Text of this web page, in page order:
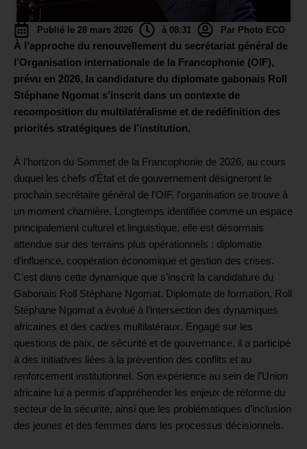
Publié le 28 mars 2026 à 08:31 Par Photo ECO
À l’approche du renouvellement du secrétariat général de
l’Organisation internationale de la Francophonie (OIF),
prévu en 2026, la candidature du diplomate gabonais Roll
Stéphane Ngomat s’inscrit dans un contexte de
recomposition du multilatéralisme et de redéfinition des
priorités stratégiques de l’institution.
À l’horizon du Sommet de la Francophonie de 2026, au cours
duquel les chefs d’État et de gouvernement désigneront le
prochain secrétaire général de l’OIF, l’organisation se trouve à
un moment charnière. Longtemps identifiée comme un espace
principalement culturel et linguistique, elle est désormais
attendue sur des terrains plus opérationnels : diplomatie
d’influence, coopération économique et gestion des crises.
C’est dans cette dynamique que s’inscrit la candidature du
Gabonais Roll Stéphane Ngomat. Diplomate de formation, Roll
Stéphane Ngomat a évolué à l’intersection des dynamiques
africaines et des cadres multilatéraux. Engagé sur les
questions de paix, de sécurité et de gouvernance, il a participé
à des initiatives liées à la prévention des conflits et au
renforcement institutionnel. Son expérience au sein de l’Union
africaine lui a permis d’appréhender les enjeux de réforme du
secteur de la sécurité, ainsi que les problématiques d’inclusion
des jeunes et des femmes dans les processus décisionnels.